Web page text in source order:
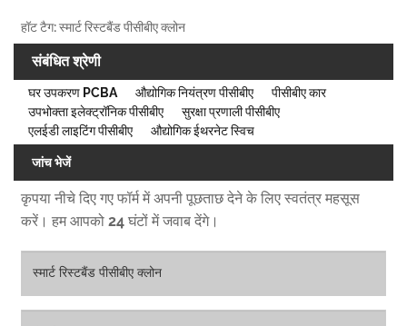
हॉट टैग: स्मार्ट रिस्टबैंड पीसीबीए क्लोन
संबंधित श्रेणी
घर उपकरण PCBA औद्योगिक नियंत्रण पीसीबीए
पीसीबीए कार
उपभोक्ता इलेक्ट्रॉनिक पीसीबीए
सुरक्षा प्रणाली पीसीबीए
एलईडी लाइटिंग पीसीबीए
औद्योगिक ईथरनेट स्विच
जांच भेजें
कृपया नीचे दिए गए फॉर्म में अपनी पूछताछ देने के लिए स्वतंत्र महसूस
करें। हम आपको 24 घंटों में जवाब देंगे।